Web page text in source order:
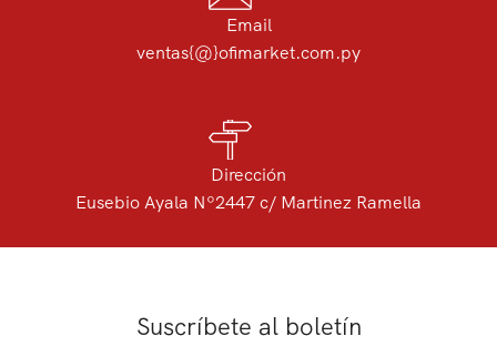
Email
ventas{@}ofimarket.com.py
Dirección
Eusebio Ayala Nº2447 c/ Martinez Ramella
Suscríbete al boletín